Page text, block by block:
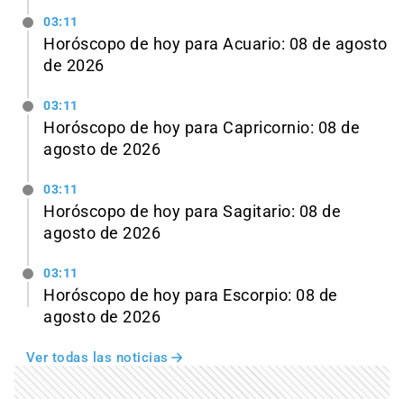
03:11
Horóscopo de hoy para Acuario: 08 de agosto
de 2026
03:11
Horóscopo de hoy para Capricornio: 08 de
agosto de 2026
03:11
Horóscopo de hoy para Sagitario: 08 de
agosto de 2026
03:11
Horóscopo de hoy para Escorpio: 08 de
agosto de 2026
Ver todas las noticias